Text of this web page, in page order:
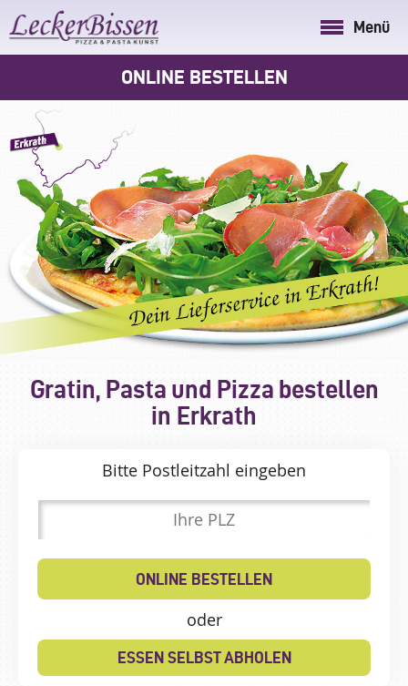
Menü
ONLINE BESTELLEN
Gratin, Pasta und Pizza bestellen
in Erkrath
Bitte Postleitzahl eingeben
ONLINE BESTELLEN
oder
ESSEN SELBST ABHOLEN